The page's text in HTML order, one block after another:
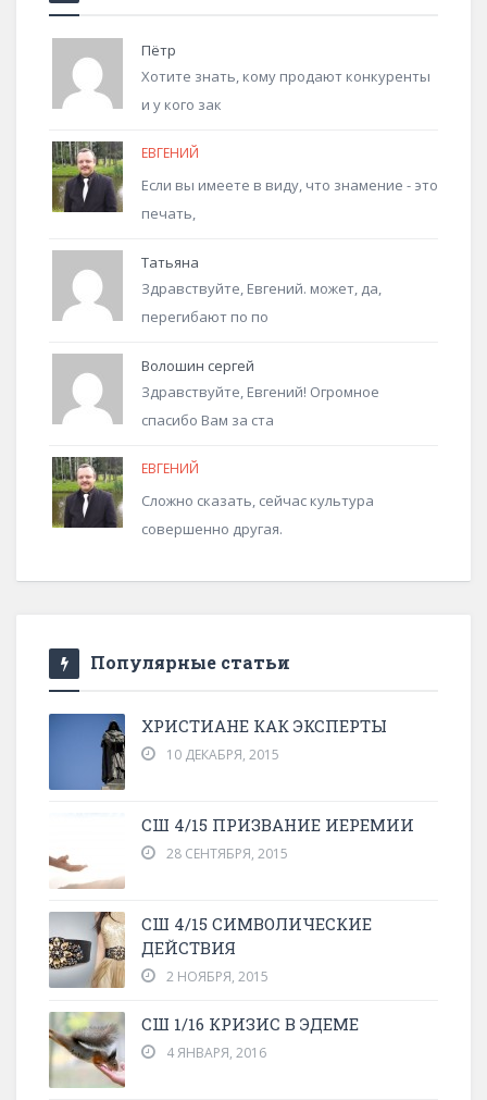
Пётр
Хотите знать, кому продают конкуренты
и у кого зак
ЕВГЕНИЙ
Если вы имеете в виду, что знамение - это
печать,
Татьяна
Здравствуйте, Евгений. может, да,
перегибают по по
Волошин сергей
Здравствуйте, Евгений! Огромное
спасибо Вам за ста
ЕВГЕНИЙ
Сложно сказать, сейчас культура
совершенно другая.
Популярные статьи
ХРИСТИАНЕ КАК ЭКСПЕРТЫ
10 ДЕКАБРЯ, 2015
СШ 4/15 ПРИЗВАНИЕ ИЕРЕМИИ
28 СЕНТЯБРЯ, 2015
СШ 4/15 СИМВОЛИЧЕСКИЕ
ДЕЙСТВИЯ
2 НОЯБРЯ, 2015
СШ 1/16 КРИЗИС В ЭДЕМЕ
4 ЯНВАРЯ, 2016